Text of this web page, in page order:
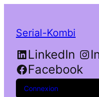
Serial-Kombi
LinkedIn
Facebook
Connexion